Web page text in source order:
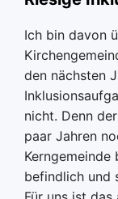
Ich bin davon
den nächsten
nicht. Denn
paar Jahren
befindlich und